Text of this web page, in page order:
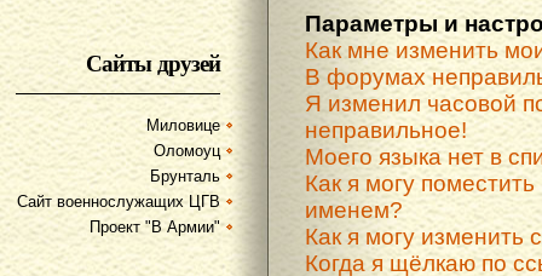
Сайты друзей
Миловице
Оломоуц
Брунталь
Сайт военнослужащих ЦГВ
Проект "В Армии"
Параметры и
Как мне изменить
В форумах
Я изменил часовой
неправильное!
Моего языка нет в
Как я могу
именем?
Как я могу изменить
Когда я щёлкаю по